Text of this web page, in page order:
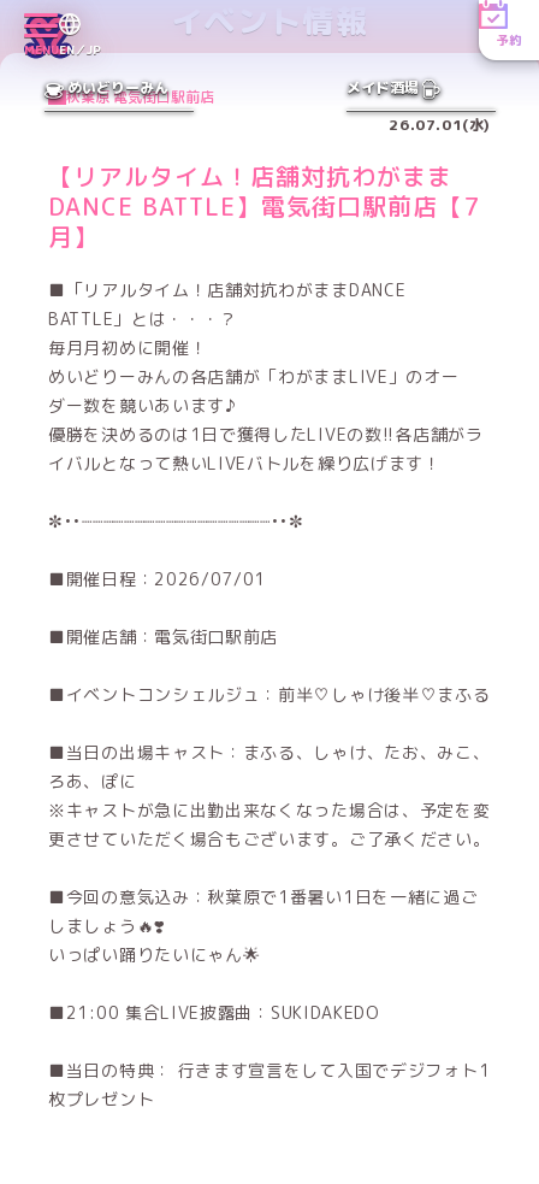
MENUEN／JP
予約
めいどりーみん メイド酒場
イベント情報
秋葉原 電気街口駅前店
26.07.01(水)
【リアルタイム！店舗対抗わがまま
DANCE BATTLE】電気街口駅前店【7
月】
■「リアルタイム！店舗対抗わがままDANCE
BATTLE」とは・・・？
毎月月初めに開催！
めいどりーみんの各店舗が「わがままLIVE」のオー
ダー数を競いあいます♪
優勝を決めるのは1日で獲得したLIVEの数!!各店舗がラ
イバルとなって熱いLIVEバトルを繰り広げます！
✼••┈┈┈┈┈┈┈┈┈┈┈┈┈┈┈┈┈┈••✼
■開催日程：2026/07/01
■開催店舗：電気街口駅前店
■イベントコンシェルジュ：前半♡しゃけ後半♡まふる
■当日の出場キャスト：まふる、しゃけ、たお、みこ、
ろあ、ぽに
※キャストが急に出勤出来なくなった場合は、予定を変
更させていただく場合もございます。ご了承ください。
■今回の意気込み：秋葉原で1番暑い1日を一緒に過ご
しましょう🔥❣️
いっぱい踊りたいにゃん🌟
■21:00 集合LIVE披露曲：SUKIDAKEDO
■当日の特典： 行きます宣言をして入国でデジフォト1
枚プレゼント